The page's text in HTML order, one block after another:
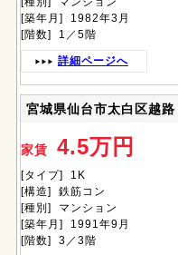
[築年月] 1982年3月
[階数] 1／5階
詳細ページへ
宮城県仙台市太白区越路
家賃 4.5万円
[タイプ] 1K
[構造] 鉄筋コン
[種別] マンション
[築年月] 1991年9月
[階数] 3／3階